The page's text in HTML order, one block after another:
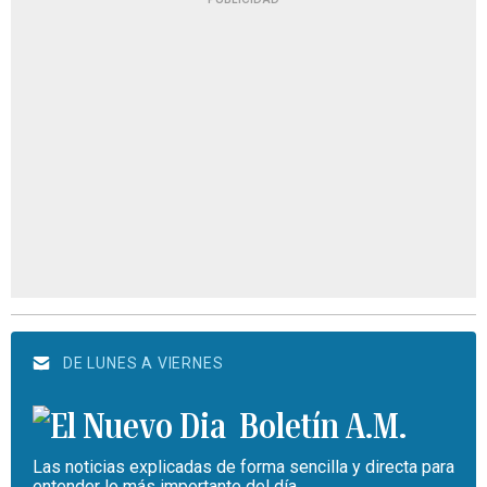
DE LUNES A VIERNES
Boletín A.M.
Las noticias explicadas de forma sencilla y directa para